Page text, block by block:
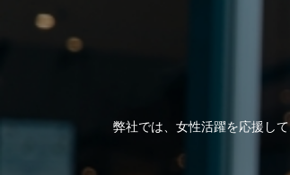
弊社では、女性活躍を応援し